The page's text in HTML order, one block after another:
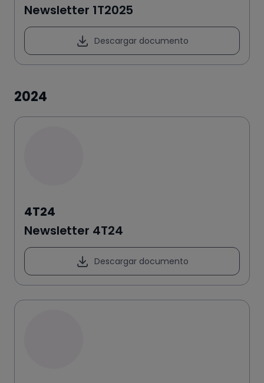
Newsletter 1T2025
Descargar documento
2024
4T24
Newsletter 4T24
Descargar documento